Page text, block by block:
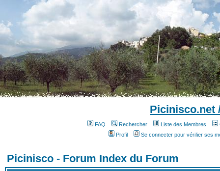
Picinisco.net
FAQ Rechercher Liste des Membres
Profil
Se connecter pour vérifier ses
Picinisco - Forum Index du Forum